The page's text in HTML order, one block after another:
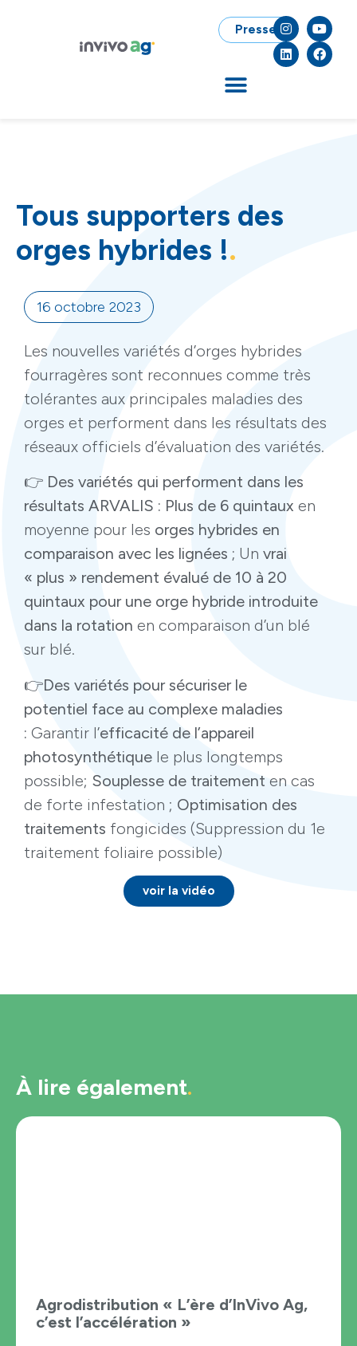
Presse
Tous supporters des
orges hybrides !
16 octobre 2023
Les nouvelles variétés d’orges hybrides
fourragères sont reconnues comme très
tolérantes aux principales maladies des
orges et performent dans les résultats des
réseaux officiels d’évaluation des variétés.
👉 Des variétés qui performent dans les
résultats ARVALIS : Plus de 6 quintaux en
moyenne pour les orges hybrides en
comparaison avec les lignées ; Un vrai
« plus » rendement évalué de 10 à 20
quintaux pour une orge hybride introduite
dans la rotation en comparaison d’un blé
sur blé.
👉Des variétés pour sécuriser le
potentiel face au complexe maladies
: Garantir l’efficacité de l’appareil
photosynthétique le plus longtemps
possible; Souplesse de traitement en cas
de forte infestation ; Optimisation des
traitements fongicides (Suppression du 1e
traitement foliaire possible)
voir la vidéo
À lire également
Agrodistribution « L’ère d’InVivo Ag,
c’est l’accélération »